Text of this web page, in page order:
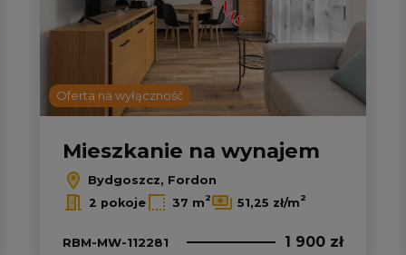
2
Oferta na wyłączność
Mieszkanie na wynajem
Bydgoszcz, Fordon
2 pokoje 37 m2 51,25 zł/m2
RBM-MW-112281 1 900 zł